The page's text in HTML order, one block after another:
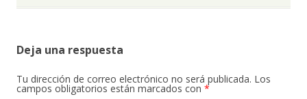
Deja una respuesta
Tu dirección de correo electrónico no será publicada. Los
campos obligatorios están marcados con *